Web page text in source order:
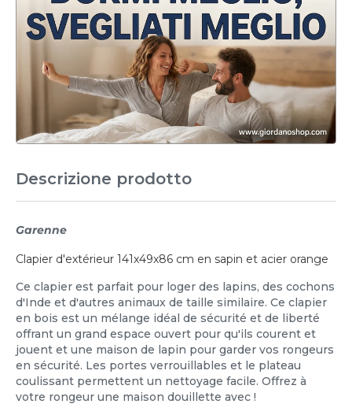
Descrizione prodotto
Garenne
Clapier d'extérieur 141x49x86 cm en sapin et acier orange
Ce clapier est parfait pour loger des lapins, des cochons
d'Inde et d'autres animaux de taille similaire. Ce clapier
en bois est un mélange idéal de sécurité et de liberté
offrant un grand espace ouvert pour qu'ils courent et
jouent et une maison de lapin pour garder vos rongeurs
en sécurité. Les portes verrouillables et le plateau
coulissant permettent un nettoyage facile. Offrez à
votre rongeur une maison douillette avec !